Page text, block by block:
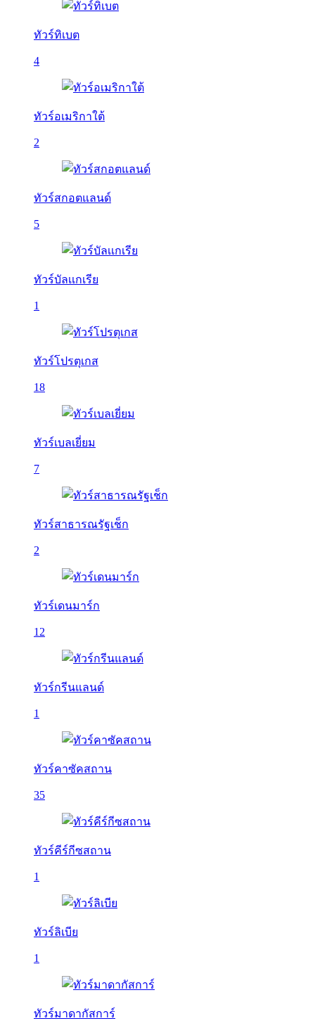
ทัวร์ทิเบต
4
ทัวร์อเมริกาใต้
2
ทัวร์สกอตแลนด์
5
ทัวร์บัลเเกเรีย
1
ทัวร์โปรตุเกส
18
ทัวร์เบลเยี่ยม
7
ทัวร์สาธารณรัฐเช็ก
2
ทัวร์เดนมาร์ก
12
ทัวร์กรีนแลนด์
1
ทัวร์คาซัคสถาน
35
ทัวร์คีร์กีซสถาน
1
ทัวร์ลิเบีย
1
ทัวร์มาดากัสการ์